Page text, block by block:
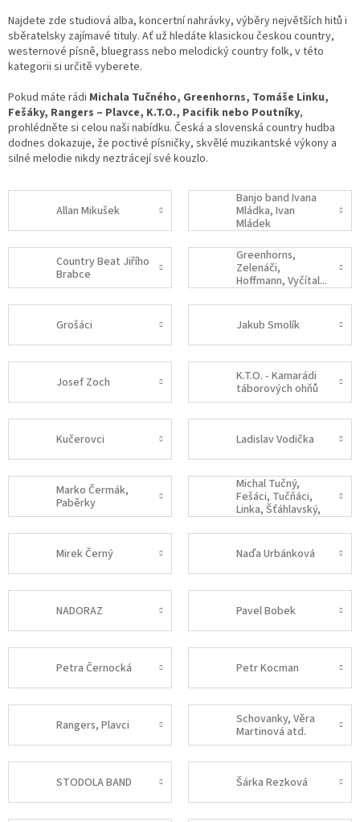
Najdete zde studiová alba, koncertní nahrávky, výběry největších hitů i
sběratelsky zajímavé tituly. Ať už hledáte klasickou českou country,
westernové písně, bluegrass nebo melodický country folk, v této
kategorii si určitě vyberete.
Pokud máte rádi Michala Tučného, Greenhorns, Tomáše Linku,
Fešáky, Rangers – Plavce, K.T.O., Pacifik nebo Poutníky,
prohlédněte si celou naši nabídku. Česká a slovenská country hudba
dodnes dokazuje, že poctivé písničky, skvělé muzikantské výkony a
silné melodie nikdy neztrácejí své kouzlo.
Allan Mikušek
Banjo band Ivana
Mládka, Ivan
Mládek
Country Beat Jiřího
Brabce
Greenhorns,
Zelenáči,
Hoffmann, Vyčítal...
Grošáci Jakub Smolík
Josef Zoch
K.T.O. - Kamarádi
táborových ohňů
Kučerovci Ladislav Vodička
Marko Čermák,
Paběrky
Michal Tučný,
Fešáci, Tučňáci,
Linka, Šťáhlavský,
Brümer ...
Mirek Černý
Naďa Urbánková
NADORAZ Pavel Bobek
Petra Černocká Petr Kocman
Rangers, Plavci
Schovanky, Věra
Martinová atd.
STODOLA BAND Šárka Rezková